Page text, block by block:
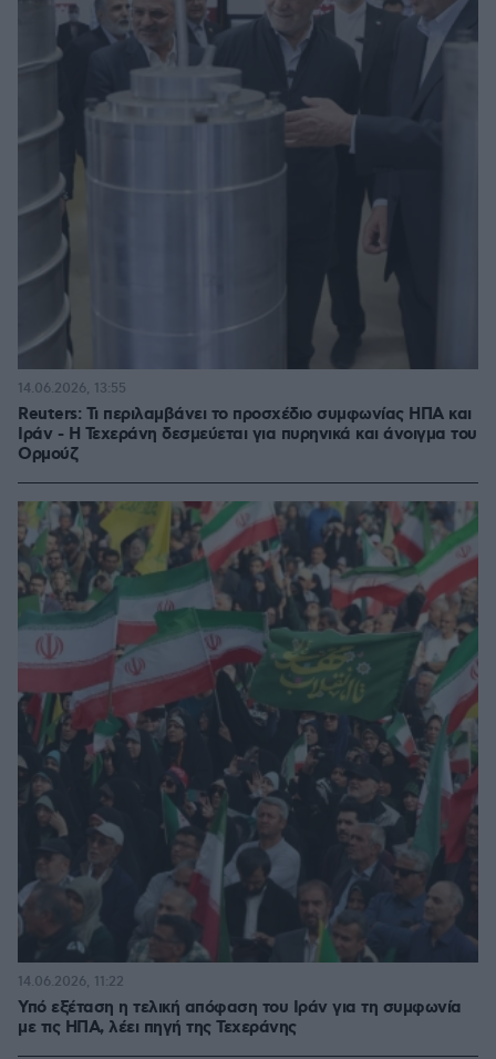
Reuters: Τι περιλαμβάνει το προσχέδιο συμφωνίας ΗΠΑ και
Ιράν - Η Τεχεράνη δεσμεύεται για πυρηνικά και άνοιγμα του
Ορμούζ
14.06.2026, 13:55
Υπό εξέταση η τελική απόφαση του Ιράν για τη συμφωνία
με τις ΗΠΑ, λέει πηγή της Τεχεράνης
14.06.2026, 11:22